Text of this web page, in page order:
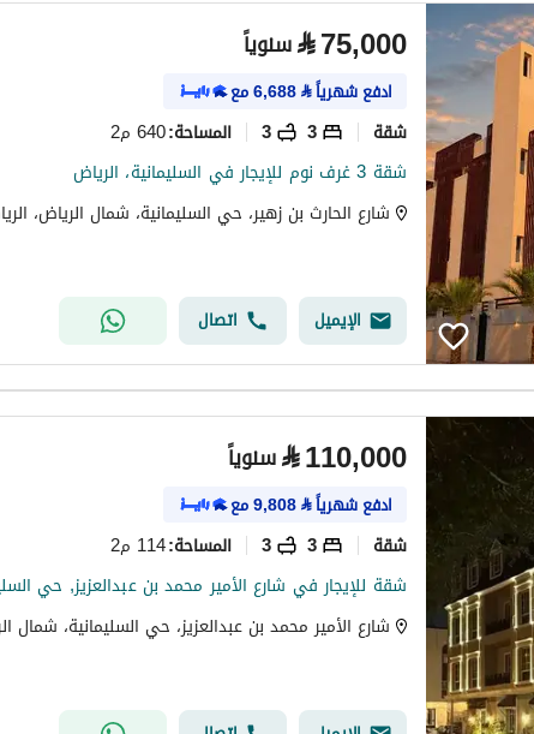
⃁75,000 سنوياً
ادفع شهرياً⃁
6,688مع
شقة 3
3 المساحة:640 م2
شقة 3 غرف نوم للإيجار في السليمانية، الرياض
شارع الحارث بن زهير، حي السليمانية، شمال الرياض،
الإيميل اتصال
⃁110,000 سنوياً
ادفع شهرياً⃁
9,808مع
شقة 3
3 المساحة:114 م2